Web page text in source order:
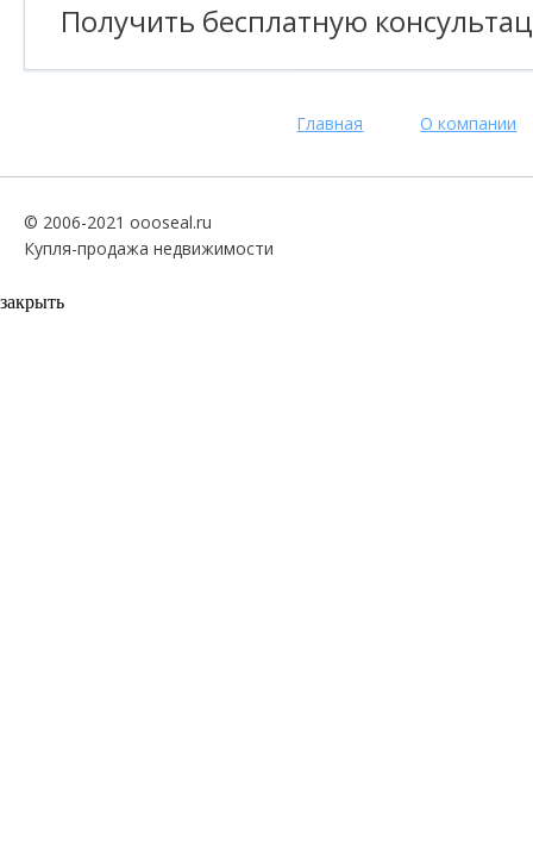
Получить бесплатную
Главная О компании
© 2006-2021 oooseal.ru
Купля-продажа недвижимости
закрыть